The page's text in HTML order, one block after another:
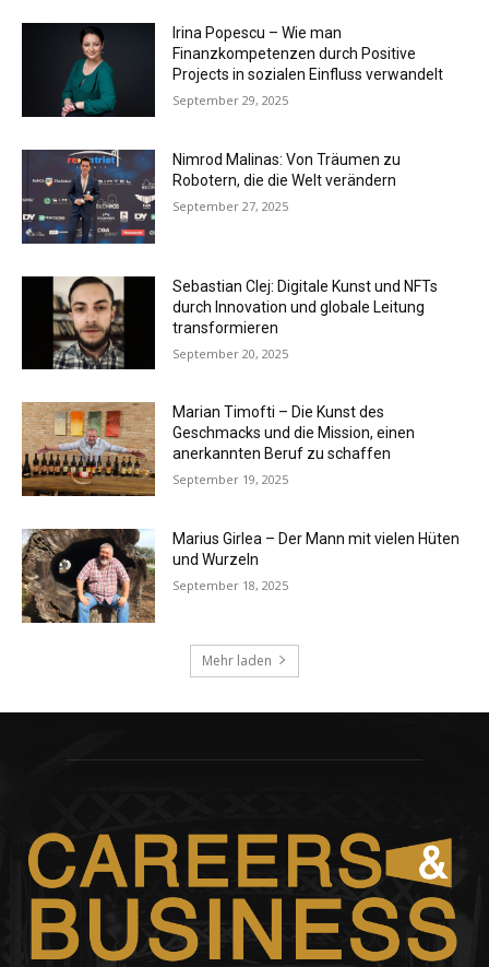
Irina Popescu – Wie man
Finanzkompetenzen durch Positive
Projects in sozialen Einfluss verwandelt
September 29, 2025
Nimrod Malinas: Von Träumen zu
Robotern, die die Welt verändern
September 27, 2025
Sebastian Clej: Digitale Kunst und NFTs
durch Innovation und globale Leitung
transformieren
September 20, 2025
Marian Timofti – Die Kunst des
Geschmacks und die Mission, einen
anerkannten Beruf zu schaffen
September 19, 2025
Marius Girlea – Der Mann mit vielen Hüten
und Wurzeln
September 18, 2025
Mehr laden